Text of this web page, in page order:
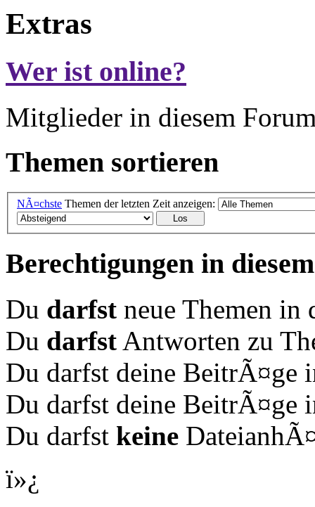
Extras
Wer ist online?
Mitglieder in diesem
Themen sortieren
NÃ¤chste Themen der letzten Zeit anzeigen:
Berechtigungen in
Du darfst neue Themen in
Du darfst Antworten zu
Du darfst deine BeitrÃ¤ge
Du darfst deine BeitrÃ¤ge
Du darfst keine
ï»¿